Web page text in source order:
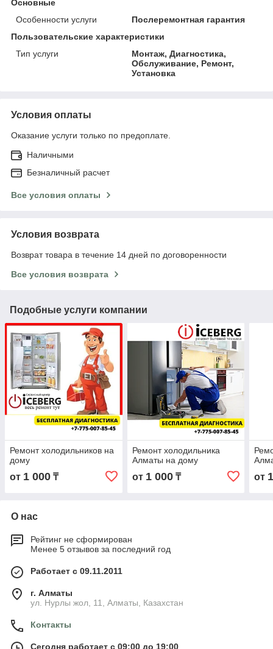
Основные
Особенности услуги
Послеремонтная гарантия
Пользовательские характеристики
Тип услуги
Монтаж, Диагностика,
Обслуживание, Ремонт,
Установка
Условия оплаты
Оказание услуги только по предоплате.
Наличными
Безналичный расчет
Все условия оплаты
Условия возврата
Возврат товара в течение 14 дней по договоренности
Все условия возврата
Подобные услуги компании
Ремонт холодильников на
дому
от 1 000 ₸
Ремонт холодильника
Алматы на дому
от 1 000₸ от
О нас
Рейтинг не сформирован
Менее 5 отзывов за последний год
Работает с 09.11.2011
г. Алматы
ул. Нурлы жол, 11, Алматы, Казахстан
Контакты
Сегодня работает с 09:00 до 19:00